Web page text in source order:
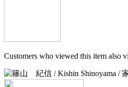
Customers who viewed this item also